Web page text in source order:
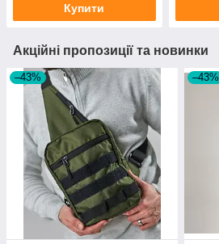
Купити
Акційні пропозиції та новинки
–43% –43%